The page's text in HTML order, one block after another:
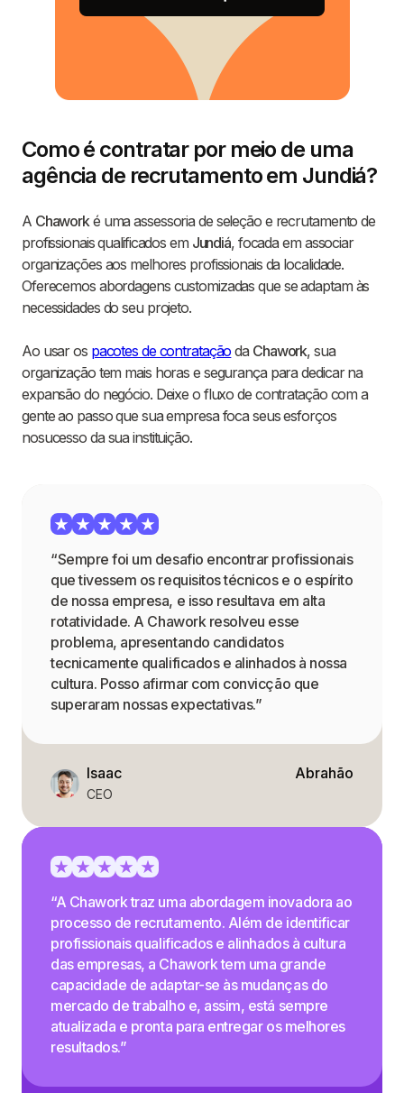
Como é contratar por meio de uma
agência de recrutamento em Jundiá?
A Chaworké uma assessoria de seleção e recrutamento de
profissionais qualificados em Jundiá, focada em associar
organizações aos melhores profissionais da localidade.
Oferecemos abordagens customizadas que se adaptam às
necessidades do seu projeto.
Ao usar os pacotes de contratação da Chawork, sua
organização tem mais horas e segurança para dedicar na
expansão do negócio. Deixe o fluxo de contratação com a
gente ao passo que sua empresa foca seus esforços
nosucesso da sua instituição.
“Sempre foi um desafio encontrar profissionais
que tivessem os requisitos técnicos e o espírito
de nossa empresa, e isso resultava em alta
rotatividade. A Chawork resolveu esse
problema, apresentando candidatos
tecnicamente qualificados e alinhados à nossa
cultura. Posso afirmar com convicção que
superaram nossas expectativas.”
Isaac
CEO
Abrahão
“A Chawork traz uma abordagem inovadora ao
processo de recrutamento. Além de identificar
profissionais qualificados e alinhados à cultura
das empresas, a Chawork tem uma grande
capacidade de adaptar-se às mudanças do
mercado de trabalho e, assim, está sempre
atualizada e pronta para entregar os melhores
resultados.”